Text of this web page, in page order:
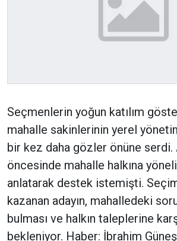
Seçmenlerin yoğun katılım
mahalle sakinlerinin yerel
bir kez daha gözler önüne serdi.
öncesinde mahalle halkına
anlatarak destek istemişti.
kazanan adayın, mahalledeki
bulması ve halkın taleplerine
bekleniyor. Haber: İbrahim Güneş